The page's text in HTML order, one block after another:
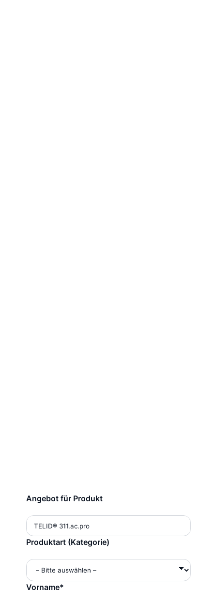
Bestellformular
Angebot für Produkt
Produktart (Kategorie)
Vorname*
Alternative: